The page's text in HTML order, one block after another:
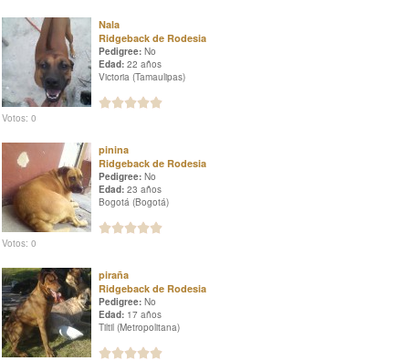
Nala
Ridgeback de Rodesia
Pedigree: No
Edad: 22 años
Victoria (Tamaulipas)
Votos: 0
pinina
Ridgeback de Rodesia
Pedigree: No
Edad: 23 años
Bogotá (Bogotá)
Votos: 0
piraña
Ridgeback de Rodesia
Pedigree: No
Edad: 17 años
Tiltil (Metropolitana)